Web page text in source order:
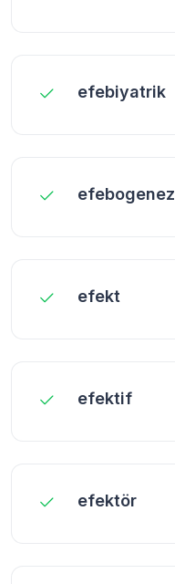
efebiyatrik
efebogenez
efekt
efektif
efektör